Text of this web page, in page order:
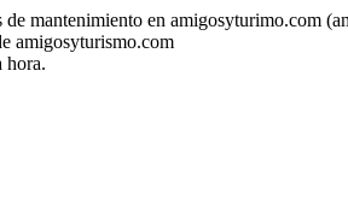
de mantenimiento en amigosyturimo.com
amigosyturismo.com
hora.